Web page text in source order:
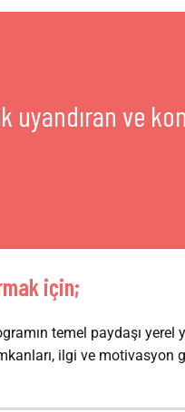
uyandıran ve
için;
temel paydaşı
ilgi ve